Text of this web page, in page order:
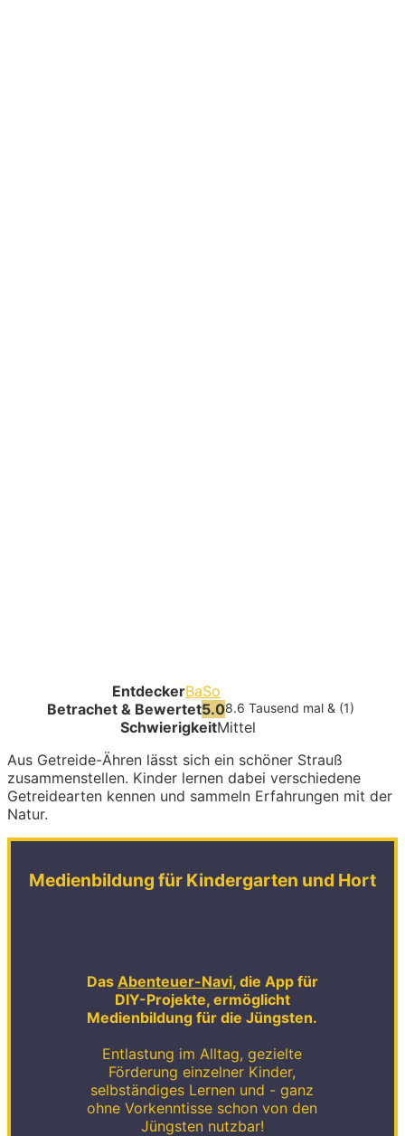
EntdeckerBaSo
Betrachet & Bewertet5.08.6 Tausend mal & (1)
SchwierigkeitMittel
Aus Getreide-Ähren lässt sich ein schöner Strauß
zusammenstellen. Kinder lernen dabei verschiedene
Getreidearten kennen und sammeln Erfahrungen mit der
Natur.
Medienbildung für Kindergarten und Hort
Das Abenteuer-Navi, die App für
DIY-Projekte, ermöglicht
Medienbildung für die Jüngsten.
Entlastung im Alltag, gezielte
Förderung einzelner Kinder,
selbständiges Lernen und - ganz
ohne Vorkenntisse schon von den
Jüngsten nutzbar!